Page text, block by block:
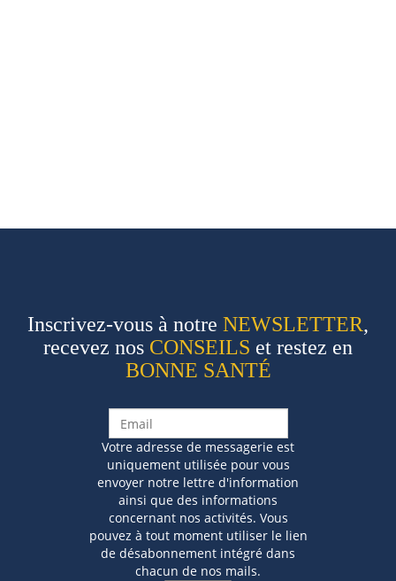
Inscrivez-vous à notre NEWSLETTER,
recevez nos CONSEILS et restez en
BONNE SANTÉ
Votre adresse de messagerie est
uniquement utilisée pour vous
envoyer notre lettre d'information
ainsi que des informations
concernant nos activités. Vous
pouvez à tout moment utiliser le lien
de désabonnement intégré dans
chacun de nos mails.